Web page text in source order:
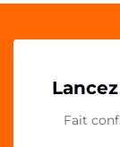
Fait